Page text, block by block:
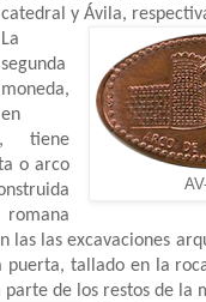
catedral y Ávila,
La
segunda
moneda,
en
tiene
o arco
las las excavaciones
puerta, tallado en la
parte de los restos de la